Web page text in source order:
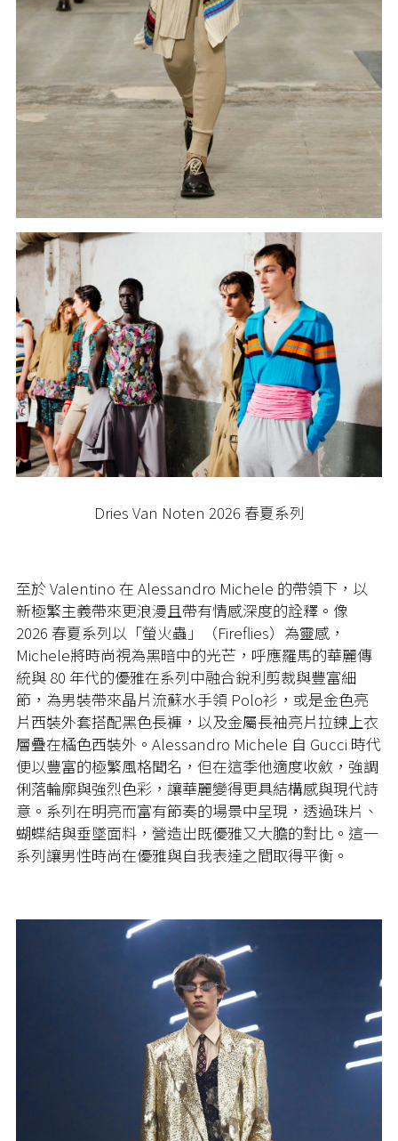
Dries Van Noten 2026 春夏系列
至於 Valentino 在 Alessandro Michele 的帶領下，以
新極繁主義帶來更浪漫且帶有情感深度的詮釋。像
2026 春夏系列以「螢火蟲」（Fireflies）為靈感，
Michele將時尚視為黑暗中的光芒，呼應羅馬的華麗傳
統與 80 年代的優雅在系列中融合銳利剪裁與豐富細
節，為男裝帶來晶片流蘇水手領 Polo衫，或是金色亮
片西裝外套搭配黑色長褲，以及金屬長袖亮片拉鍊上衣
層疊在橘色西裝外。Alessandro Michele 自 Gucci 時代
便以豐富的極繁風格聞名，但在這季他適度收斂，強調
俐落輪廓與強烈色彩，讓華麗變得更具結構感與現代詩
意。系列在明亮而富有節奏的場景中呈現，透過珠片、
蝴蝶結與垂墜面料，營造出既優雅又大膽的對比。這一
系列讓男性時尚在優雅與自我表達之間取得平衡。